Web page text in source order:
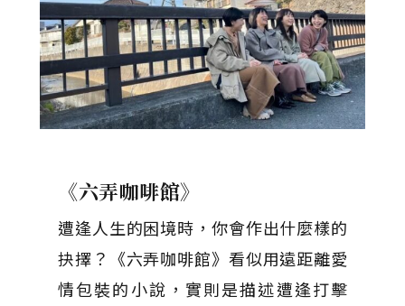
《六弄咖啡館》
遭逢人生的困境時，你會作出什麼樣的
抉擇？《六弄咖啡館》看似用遠距離愛
情包裝的小說，實則是描述遭逢打擊